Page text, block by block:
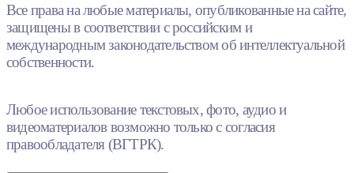
Все права на любые материалы, опубликованные на сайте,
защищены в соответствии с российским и
международным законодательством об интеллектуальной
собственности.
Любое использование текстовых, фото, аудио и
видеоматериалов возможно только с согласия
правообладателя (ВГТРК).